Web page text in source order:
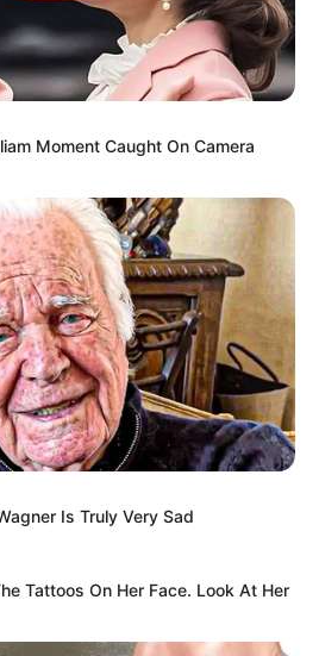
Moment Caught On Camera
Is Truly Very Sad
Tattoos On Her Face. Look At Her